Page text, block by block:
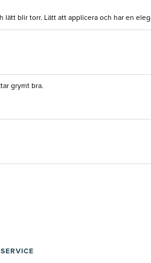
lätt blir torr. Lätt att applicera och har en
grymt bra.